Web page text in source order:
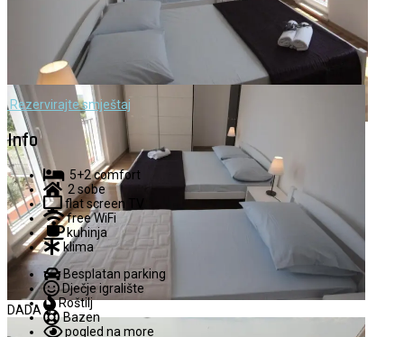
DADA 4
DADA 5
Rezervirajte smještaj
Info
5+2 comfort
2 sobe
flat screen TV
free WiFi
kuhinja
klima
Besplatan parking
Dječje igralište
Roštilj
Bazen
pogled na more